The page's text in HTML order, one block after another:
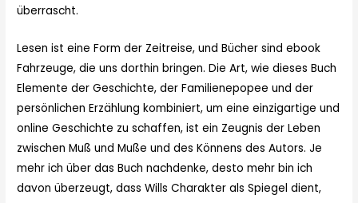
überrascht.
Lesen ist eine Form der Zeitreise, und Bücher sind ebook
Fahrzeuge, die uns dorthin bringen. Die Art, wie dieses Buch
Elemente der Geschichte, der Familienepopee und der
persönlichen Erzählung kombiniert, um eine einzigartige und
online Geschichte zu schaffen, ist ein Zeugnis der Leben
zwischen Muß und Muße und des Könnens des Autors. Je
mehr ich über das Buch nachdenke, desto mehr bin ich
davon überzeugt, dass Wills Charakter als Spiegel dient,